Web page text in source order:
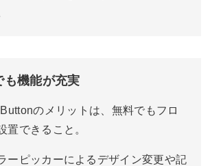
も機能が充実
のメリットは、無料でもフロ
置できること。
ーピッカーによるデザイン変更や記